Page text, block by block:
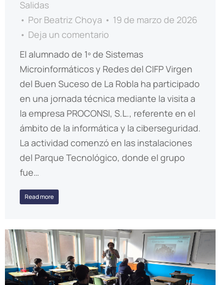
Salidas
Por Beatriz Choya
19 de marzo de 2026
Deja un comentario
El alumnado de 1º de Sistemas
Microinformáticos y Redes del CIFP Virgen
del Buen Suceso de La Robla ha participado
en una jornada técnica mediante la visita a
la empresa PROCONSI, S.L., referente en el
ámbito de la informática y la ciberseguridad.
La actividad comenzó en las instalaciones
del Parque Tecnológico, donde el grupo
fue…
Read more